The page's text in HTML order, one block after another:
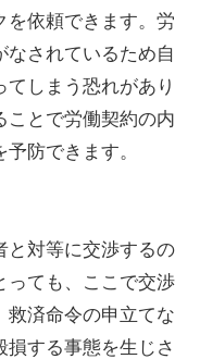
を依頼できます。労
なされているため自
しまう恐れがあり
ことで労働契約の内
防できます。
と対等に交渉するの
っても、ここで交渉
救済命令の申立てな
損する事態を生じさ